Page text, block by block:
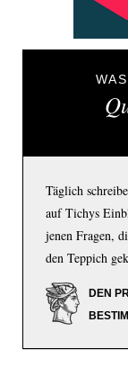
Täglich
auf Tichys
jenen Fragen,
den Teppich
DEN